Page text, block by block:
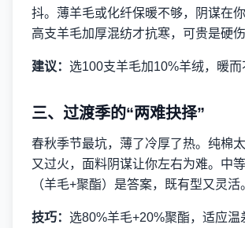
抖。薄羊毛或化纤保暖不够，阴谋在你
高支羊毛加厚混纺才抗寒，可贵是硬伤
建议： 选100支羊毛加10%羊绒，暖而
三、过渡季的“两难抉择”
春秋季节最坑，薄了冷厚了热。纯棉
又过火，面料阴谋让你左右为难。中
（羊毛+聚酯）是答案，既有型又灵活
技巧： 选80%羊毛+20%聚酯，适应温